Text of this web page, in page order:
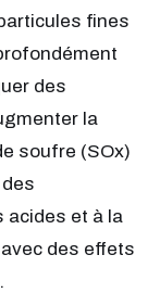
fines
des
la
soufre (SOx)
acides et à la
des effets